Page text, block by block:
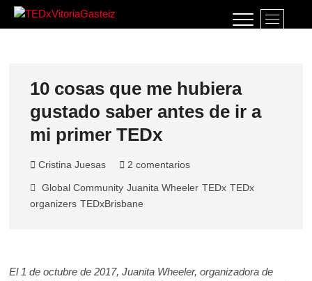
Saltar
TEDxVitoriaGasteiz
TEDXVITORIAGASTEIZ, IDEAS QUE LO
B
10 cosas que me hubiera
gustado saber antes de ir a
mi primer TEDx
Cristina Juesas 2 comentarios
Global Community Juanita Wheeler TEDx TEDx
organizers TEDxBrisbane
El 1 de octubre de 2017, Juanita Wheeler, organizadora de